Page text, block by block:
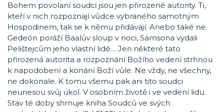
Bohem povolaní soudci jsou jen přirozené autority. Ti,
kteří v nich rozpoznají vůdce vybraného samotným
Hospodinem, tak se k němu přidávají. Anebo také ne.
Gedeón poráží Baalův sloup v noci, Samsona vydali
Pelištejcům jeho vlastní lidé… Jen některé tato
přirozená autorita a rozpoznání Božího vedení strhnou
k napodobení a konání Boží vůle. Ne vždy, ne všechny,
ne dokonale. K tomu všemu pak ani tito soudci
neunesou svůj úkol. V osobním životě i ve vedení lidu.
Stav té doby shrnuje kniha Soudců ve svých